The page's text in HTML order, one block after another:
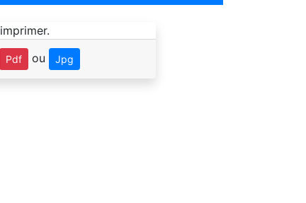
Pdf ou Jpg